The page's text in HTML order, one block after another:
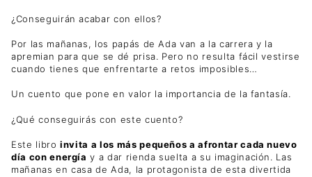
¿Conseguirán acabar con ellos?
Por las mañanas, los papás de Ada van a la carrera y la
apremian para que se dé prisa. Pero no resulta fácil vestirse
cuando tienes que enfrentarte a retos imposibles…
Un cuento que pone en valor la importancia de la fantasía.
¿Qué conseguirás con este cuento?
Este libroinvita a los más pequeños a afrontar cada nuevo
día con energía y a dar rienda suelta a su imaginación. Las
mañanas en casa de Ada, la protagonista de esta divertida